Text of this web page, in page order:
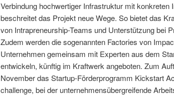
Verbindung hochwertiger Infrastruktur mit konkreten
beschreitet das Projekt neue Wege. So bietet das
von Intrapreneurship-Teams und Unterstützung bei
Zudem werden die sogenannten Factories von
Unternehmen gemeinsam mit Experten aus dem
entwickeln, künftig im Kraftwerk angeboten. Zum
November das Startup-Förderprogramm Kickstart
challenge, bei der unternehmensübergreifende